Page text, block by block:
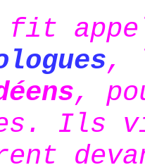
,
,
Ils